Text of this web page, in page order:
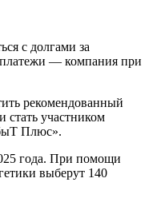
с долгами за
— компания при
рекомендованный
стать участником
Плюс».
года. При помощи
выберут 140